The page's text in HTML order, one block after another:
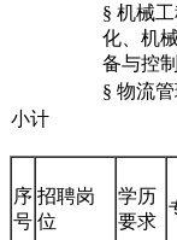
§ 机械
化、机
备与控
§ 物流
小计
序
号
招聘岗
位
学历
要求